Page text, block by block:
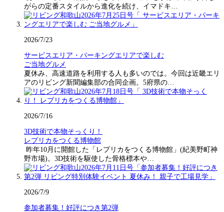
がらの定番スタイルから進化を続け、イマドキ…
2026/7/23
サービスエリア・パーキングエリアで楽しむ
ご当地グルメ
夏休み、高速道路を利用する人も多いのでは。今回は近畿エリ
アのリビング新聞編集部の合同企画。5府県の…
2026/7/16
3D技術で本物そっくり！
レプリカをつくる博物館
昨年10月に開館した「レプリカをつくる博物館」(紀美野町神
野市場)。3D技術を駆使した骨格標本や…
2026/7/9
参加者募集！好評につき第2弾